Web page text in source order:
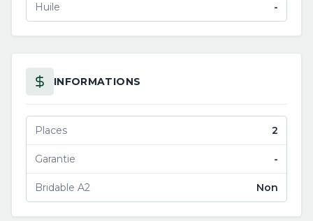
Huile -
INFORMATIONS
Places 2
Garantie -
Bridable A2 Non